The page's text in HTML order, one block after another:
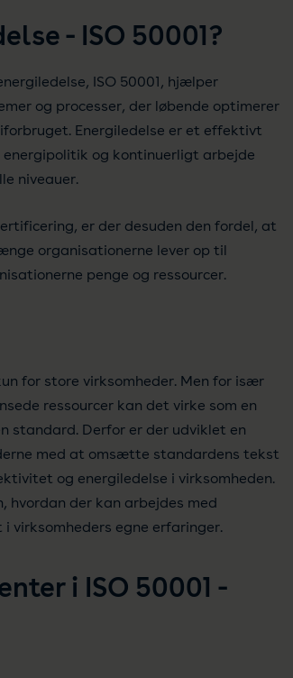
- ISO 50001?
ISO 50001, hjælper
og processer, der løbende optimerer
Energiledelse er et effektivt
og kontinuerligt arbejde
niveauer.
er der desuden den fordel, at
organisationerne lever op til
penge og ressourcer.
for store virksomheder. Men for især
ressourcer kan det virke som en
standard. Derfor er der udviklet en
med at omsætte standardens tekst
og energiledelse i virksomheden.
hvordan der kan arbejdes med
virksomheders egne erfaringer.
i ISO 50001 -